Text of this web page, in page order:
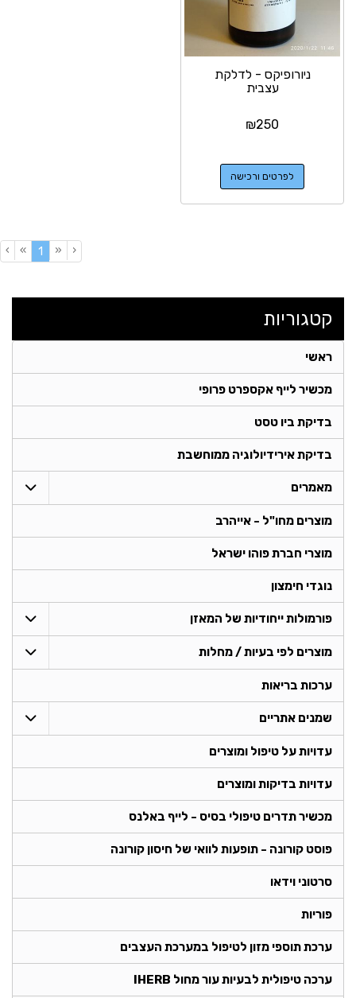
ניורופיקס - לדלקת
עצבית
₪250
לפרטים ורכישה
‹
«
1
(current)
»
›
קטגוריות
ראשי
מכשיר לייף אקספרט פרופי
בדיקת ביו טסט
בדיקת אירידיולוגיה ממוחשבת
מאמרים
מוצרים מחו"ל - אייהרב
מוצרי חברת פוהו ישראל
נוגדי חימצון
פורמולות ייחודיות של המאזן
מוצרים לפי בעיות / מחלות
ערכות בריאות
שמנים אתריים
עדויות על טיפול ומוצרים
עדויות בדיקות ומוצרים
מכשיר תדרים טיפולי בסיס - לייף באלנס
פוסט קורונה - תופעות לוואי של חיסון קורונה
סרטוני וידאו
פוריות
ערכת תוספי מזון לטיפול במערכת העצבים
ערכה טיפולית לבעיות עור מחול IHERB